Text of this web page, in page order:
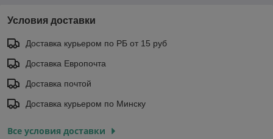
Условия доставки
Доставка курьером по РБ от 15 руб
Доставка Европочта
Доставка почтой
Доставка курьером по Минску
Все условия доставки